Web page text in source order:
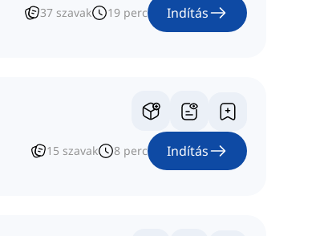
37 szavak 19 perc Indítás
15 szavak 8 perc Indítás